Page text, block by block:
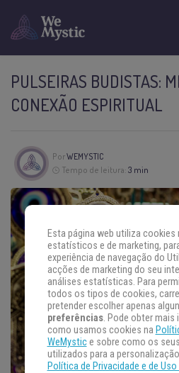
PULSEIRAS BUDISTAS:
CONEXÃO ESPIRITUAL
PorWEMYSTIC
Tempo de leitura: 3 min
Esta página web utiliza cookies
estatísticos e de marketing,
experiência de navegação do
acções de marketing do seu
análises estatísticas. Para
todos os tipos de cookies,
pretender escolher apenas
preferências. Pode obter mais
como usamos cookies na
WeMystice sobre como os
utilizados para a
Política de Privacidade e de Uso